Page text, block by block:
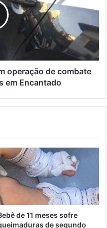
operação de combate
em Encantado
de 11 meses sofre
de segundo